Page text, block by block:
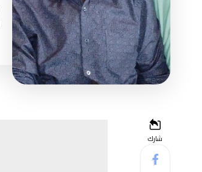
شارك